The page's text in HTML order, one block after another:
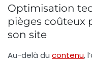
Optimisation
pièges coûteux
son site
Au-delà du contenu,